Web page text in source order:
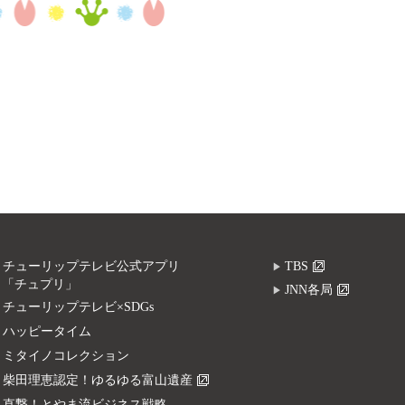
チューリップテレビ公式アプリ
「チュプリ」
チューリップテレビ×SDGs
ハッピータイム
ミタイノコレクション
柴田理恵認定！ゆるゆる富山遺産
TBS
JNN各局